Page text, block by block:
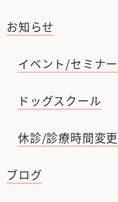
お知らせ
イベント/セミナー
ドッグスクール
休診/診療時間変更
ブログ